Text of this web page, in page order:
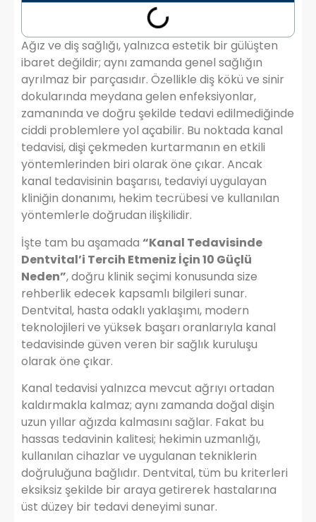
Ağız ve diş sağlığı, yalnızca estetik bir gülüşten
ibaret değildir; aynı zamanda genel sağlığın
ayrılmaz bir parçasıdır. Özellikle diş kökü ve sinir
dokularında meydana gelen enfeksiyonlar,
zamanında ve doğru şekilde tedavi edilmediğinde
ciddi problemlere yol açabilir. Bu noktada kanal
tedavisi, dişi çekmeden kurtarmanın en etkili
yöntemlerinden biri olarak öne çıkar. Ancak
kanal tedavisinin başarısı, tedaviyi uygulayan
kliniğin donanımı, hekim tecrübesi ve kullanılan
yöntemlerle doğrudan ilişkilidir.
İşte tam bu aşamada “Kanal Tedavisinde
Dentvital’i Tercih Etmeniz İçin 10 Güçlü
Neden”, doğru klinik seçimi konusunda size
rehberlik edecek kapsamlı bilgileri sunar.
Dentvital, hasta odaklı yaklaşımı, modern
teknolojileri ve yüksek başarı oranlarıyla kanal
tedavisinde güven veren bir sağlık kuruluşu
olarak öne çıkar.
Kanal tedavisi yalnızca mevcut ağrıyı ortadan
kaldırmakla kalmaz; aynı zamanda doğal dişin
uzun yıllar ağızda kalmasını sağlar. Fakat bu
hassas tedavinin kalitesi; hekimin uzmanlığı,
kullanılan cihazlar ve uygulanan tekniklerin
doğruluğuna bağlıdır. Dentvital, tüm bu kriterleri
eksiksiz şekilde bir araya getirerek hastalarına
üst düzey bir tedavi deneyimi sunar.